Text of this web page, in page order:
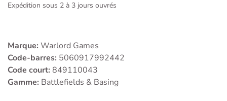
Expédition sous 2 à 3 jours ouvrés
Marque: Warlord Games
Code-barres: 5060917992442
Code court: 849110043
Gamme: Battlefields & Basing